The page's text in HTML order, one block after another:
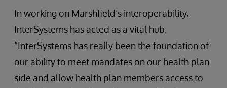
In working on Marshfield’s interoperability,
InterSystems has acted as a vital hub.
“InterSystems has really been the foundation of
our ability to meet mandates on our health plan
side and allow health plan members access to